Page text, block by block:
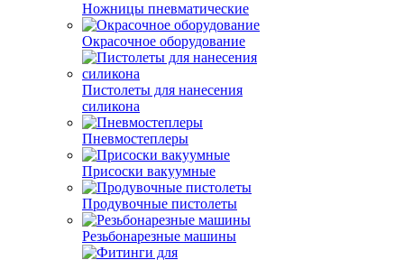
Ножницы пневматические
Окрасочное оборудование
Пистолеты для нанесения
силикона
Пневмостеплеры
Присоски вакуумные
Продувочные пистолеты
Резьбонарезные машины